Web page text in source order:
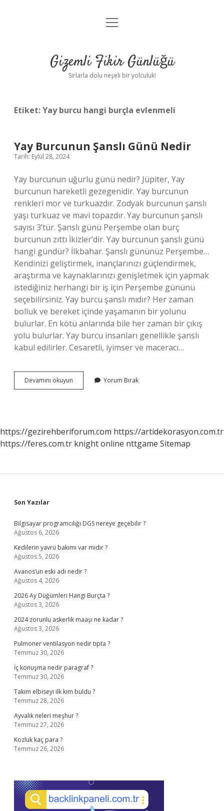
Anasayfa
Yasal Uyarı
menüyü
Gizemli Fikir Günlüğü
Sırlarla dolu neşeli bir yolculuk!
Etiket:Yay burcu hangi burçla evlenmeli
Yay Burcunun Şanslı Günü Nedir
Tarih: Eylül 28, 2024
Yay burcunun uğurlu günü nedir? Jüpiter, Yay
burcunun hareketli gezegenidir. Yay burcunun
renkleri mor ve turkuazdır. Zodyak burcunun şanslı
yaşı turkuaz ve mavi topazdır. Yay burcunun şanslı
sayısı 3’tür. Şanslı günü Perşembe olan burç
burcunun zıttı İkizler’dir. Yay burcunun şanslı günü
hangi gündür? İlkbahar. Şanslı gününüz Perşembe…
Kendinizi geliştirmek, inançlarınızı güçlendirmek,
araştırma ve kaynaklarınızı genişletmek için yapmak
istediğiniz herhangi bir iş için Perşembe gününü
seçebilirsiniz. Yay burcu şanslı mıdır? Her zaman
bolluk ve bereket içinde yaşamanın bir yolunu
bulurlar. En kötü anlarında bile her zaman bir çıkış
yolu bulurlar. Yay burcu insanları genellikle şanslı
kabul edilirler. Cesaretli, iyimser ve maceracı…
Devamını okuyun
Burcunun
Yorum Bırak
https://gezirehberiforum.com https://artidekorasyon.com.tr
https://feres.com.tr knight online nttgame Sitemap
Sidebar
Son Yazılar
Bilgisayar programcılığı DGS nereye geçebilir ?
Ağustos 6, 2026
Kedilerin yavru bakımı var mıdır ?
Ağustos 5, 2026
Avanos’un eski adı nedir ?
Ağustos 4, 2026
2026 Ay Düğümleri Hangi Burçta ?
Ağustos 3, 2026
2024 zorunlu askerlik maaşı ne kadar ?
Ağustos 3, 2026
Pulmoner ventilasyon nedir tıpta ?
Temmuz 30, 2026
İç konuşma nedir paragraf ?
Temmuz 30, 2026
Takım elbiseyi ilk kim buldu ?
Temmuz 28, 2026
Ayvalık neleri meşhur ?
Temmuz 27, 2026
Kozluk kaç para ?
Temmuz 26, 2026